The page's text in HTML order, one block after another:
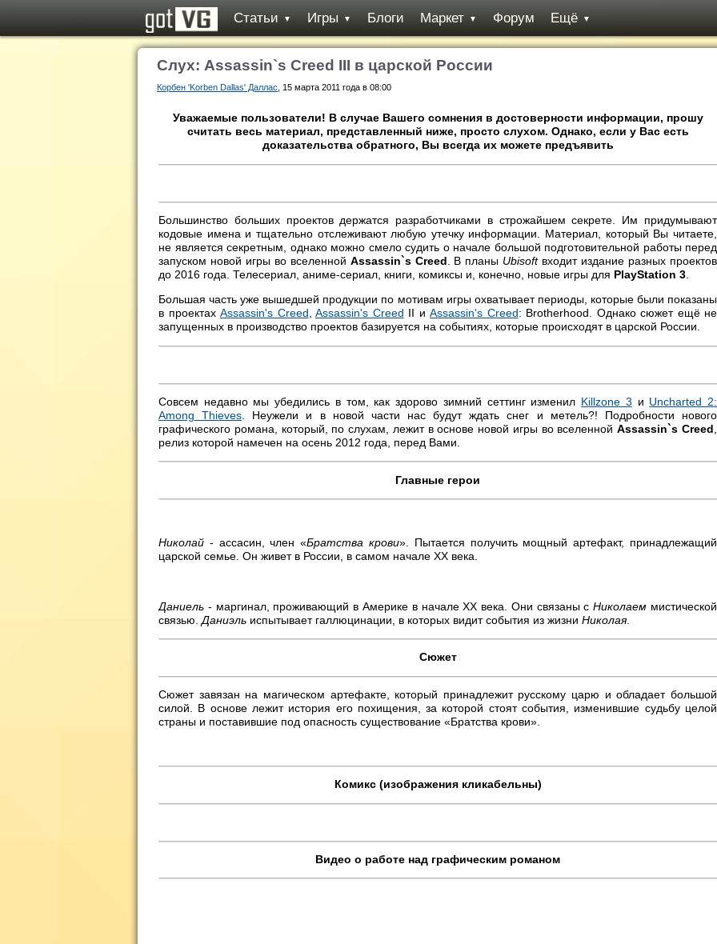
Статьи ▼ Игры ▼ Блоги Маркет ▼ Форум Ещё ▼
Слух: Assassin`s Creed III в царской России
Корбен 'Korben Dallas' Даллас , 15 марта 2011 года в 08:00
Уважаемые пользователи! В случае Вашего сомнения в достоверности информации, прошу
считать весь материал, представленный ниже, просто слухом. Однако, если у Вас есть
доказательства обратного, Вы всегда их можете предъявить
Большинство больших проектов держатся разработчиками в строжайшем секрете. Им придумывают
кодовые имена и тщательно отслеживают любую утечку информации. Материал, который Вы читаете,
не является секретным, однако можно смело судить о начале большой подготовительной работы перед
запуском новой игры во вселенной Assassin`s Creed . В планы Ubisoftвходит издание разных проектов
до 2016 года. Телесериал, аниме-сериал, книги, комиксы и, конечно, новые игры для PlayStation 3
Большая часть уже вышедшей продукции по мотивам игры охватывает периоды, которые были показаны
в проектах Assassin's Creed, Assassin's Creed II и Assassin's Creed: Brotherhood. Однако сюжет ещё не
запущенных в производство проектов базируется на событиях, которые происходят в царской России.
Совсем недавно мы убедились в том, как здорово зимний сеттинг изменил Killzone 3 и Uncharted 2:
Among Thieves . Неужели и в новой части нас будут ждать снег и метель?! Подробности нового
графического романа, который, по слухам, лежит в основе новой игры во вселеннойAssassin`s Creed
релиз которой намечен на осень 2012 года, перед Вами.
Главные герои
Николай - ассасин, член «Братства крови». Пытается получить мощный артефакт, принадлежащий
царской семье. Он живет в России, в самом начале XX века.
Даниель - маргинал, проживающий в Америке в начале XX века. Они связаны сНиколаем мистической
связью. Даниэль испытывает галлюцинации, в которых видит события из жизни Николая.
Сюжет
Сюжет завязан на магическом артефакте, который принадлежит русскому царю и обладает большой
силой. В основе лежит история его похищения, за которой стоят события, изменившие судьбу целой
страны и поставившие под опасность существование «Братства крови».
Комикс (изображения кликабельны)
Видео о работе над графическим романом